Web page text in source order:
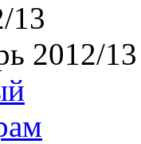
13
2012/13